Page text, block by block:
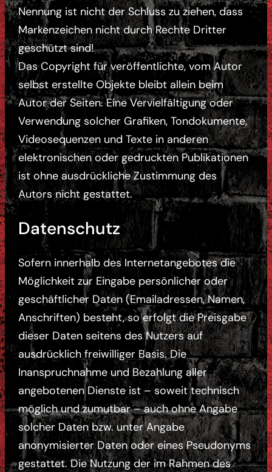
Nennung ist nicht der Schluss zu ziehen, dass
Markenzeichen nicht durch Rechte Dritter
geschützt sind!
Das Copyright für veröffentlichte, vom Autor
selbst erstellte Objekte bleibt allein beim
Autor der Seiten. Eine Vervielfältigung oder
Verwendung solcher Grafiken, Tondokumente,
Videosequenzen und Texte in anderen
elektronischen oder gedruckten Publikationen
ist ohne ausdrückliche Zustimmung des
Autors nicht gestattet.
Datenschutz
Sofern innerhalb des Internetangebotes die
Möglichkeit zur Eingabe persönlicher oder
geschäftlicher Daten (Emailadressen, Namen,
Anschriften) besteht, so erfolgt die Preisgabe
dieser Daten seitens des Nutzers auf
ausdrücklich freiwilliger Basis. Die
Inanspruchnahme und Bezahlung aller
angebotenen Dienste ist – soweit technisch
möglich und zumutbar – auch ohne Angabe
solcher Daten bzw. unter Angabe
anonymisierter Daten oder eines Pseudonyms
gestattet. Die Nutzung der im Rahmen des